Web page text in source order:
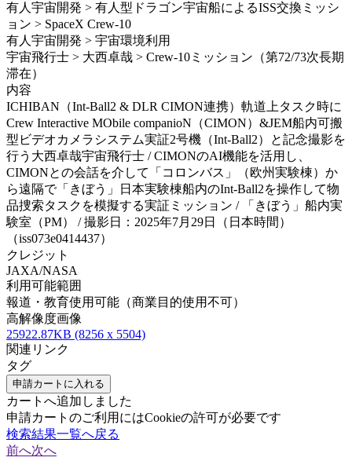
有人宇宙開発 > 有人型ドラゴン宇宙船によるISS交換ミッシ
ョン > SpaceX Crew-10
有人宇宙開発 > 宇宙環境利用
宇宙飛行士 > 大西卓哉 > Crew-10ミッション（第72/73次長期
滞在）
内容
ICHIBAN（Int-Ball2 & DLR CIMON連携）軌道上タスク時に
Crew Interactive MObile companioN（CIMON）&JEM船内可搬
型ビデオカメラシステム実証2号機（Int-Ball2）と記念撮影を
行う大西卓哉宇宙飛行士 / CIMONのAI機能を活用し、
CIMONとの会話を介して「コロンバス」（欧州実験棟）か
ら遠隔で「きぼう」日本実験棟船内のInt-Ball2を操作して物
品捜索タスクを模擬する実証ミッション / 「きぼう」船内実
験室（PM） / 撮影日：2025年7月29日（日本時間）
（iss073e0414437）
クレジット
JAXA/NASA
利用可能範囲
報道・教育使用可能（商業目的使用不可）
高解像度画像
25922.87KB (8256 x 5504)
関連リンク
タグ
申請カートに入れる
カートへ追加しました
申請カートのご利用にはCookieの許可が必要です
検索結果一覧へ戻る
前へ次へ